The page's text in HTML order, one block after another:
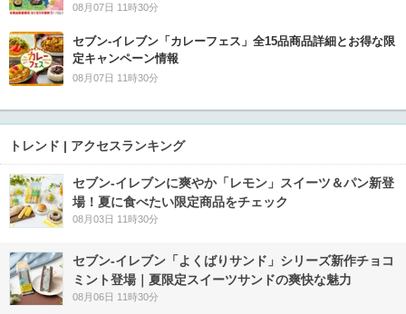
08月07日 11時30分
セブン‐イレブン「カレーフェス」全15品商品詳細とお得な限
定キャンペーン情報
08月07日 11時30分
トレンド | アクセスランキング
セブン‐イレブンに爽やか「レモン」スイーツ＆パン新登
場！夏に食べたい限定商品をチェック
08月03日 11時30分
セブン‐イレブン「よくばりサンド」シリーズ新作チョコ
ミント登場｜夏限定スイーツサンドの爽快な魅力
08月06日 11時30分